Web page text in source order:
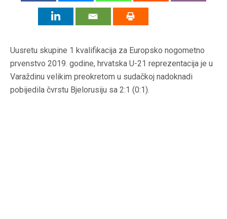
Uusretu skupine 1 kvalifikacija za Europsko nogometno
prvenstvo 2019. godine, hrvatska U-21 reprezentacija je u
Varaždinu velikim preokretom u sudačkoj nadoknadi
pobijedila čvrstu Bjelorusiju sa 2:1 (0:1).